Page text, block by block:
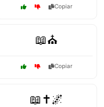
Copiar
📖⛪
Copiar
📖✝️🌌